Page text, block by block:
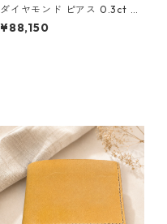
ダイヤモンド ピアス 0.3ct K1
8 ホワイトゴールド 0.3カラッ
ト 花 フラワーモチーフ ピアス
¥88,150